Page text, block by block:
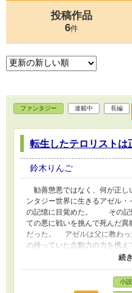
投稿作品
6件
ファンタジー 連載中 長編
転生したテロリストは
鈴木りんご
勧善懲悪ではなく、何が正
ンタジー世界に生きるアゼル
の記憶に目覚めた。 その記
ての悪に戦いを挑んで死んだ
だった。 アゼルは父に教わっ
の持っていた念動力の力を
SF的考察にホラー的な話など
小説